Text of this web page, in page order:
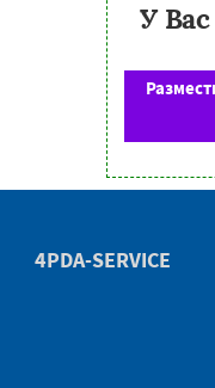
У
4PDA-SERVICE